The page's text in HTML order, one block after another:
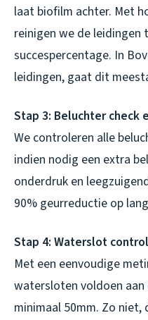
laat biofilm achter. Met
reinigen we de leidingen
succespercentage. In
leidingen, gaat dit
Stap 3: Beluchter check
We controleren alle
indien nodig een extra
onderdruk en
90% geurreductie op
Stap 4: Waterslot
Met een eenvoudige
watersloten voldoen aan
minimaal 50mm. Zo niet,